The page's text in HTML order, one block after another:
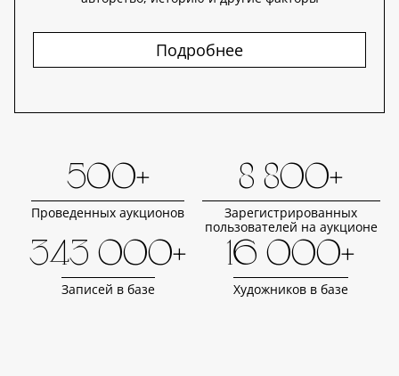
Подробнее
500+
Проведенных аукционов
8 800+
Зарегистрированных
пользователей на аукционе
343 000+
Записей в базе
16 000+
Художников в базе